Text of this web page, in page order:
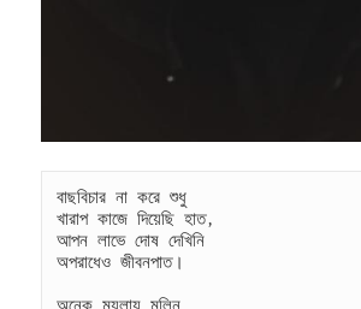
বাছবিচার না করে শুধু
খারাপ কাজে দিয়েছি হাত,
আপন লাভে দোষ দেখিনি
অপরাধেও জীবনপাত।
অনেক ময়লায় মলিন